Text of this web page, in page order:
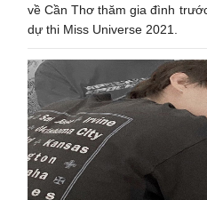
về Cần Thơ thăm gia đình
dự thi Miss Universe 2021.